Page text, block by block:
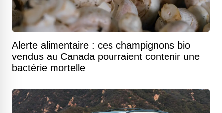
Alerte alimentaire : ces champignons bio
vendus au Canada pourraient contenir une
bactérie mortelle